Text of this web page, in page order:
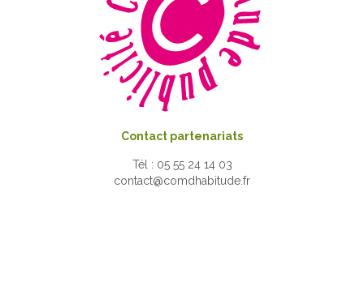
Contact partenariats
Tél : 05 55 24 14 03
contact@comdhabitude.fr